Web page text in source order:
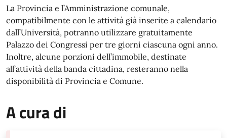
La Provincia e l’Amministrazione comunale,
compatibilmente con le attività già inserite a calendario
dall’Università, potranno utilizzare gratuitamente
Palazzo dei Congressi per tre giorni ciascuna ogni anno.
Inoltre, alcune porzioni dell’immobile, destinate
all’attività della banda cittadina, resteranno nella
disponibilità di Provincia e Comune.
A cura di